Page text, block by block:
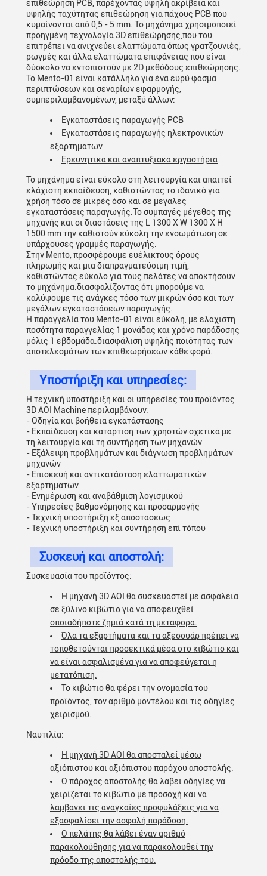
επιθεώρηση PCB, παρέχοντας υψηλή ακρίβεια και
υψηλής ταχύτητας επιθεώρηση για πάχους PCB που
κυμαίνονται από 0,5 - 5 mm. Το μηχάνημα χρησιμοποιεί
προηγμένη τεχνολογία 3D επιθεώρησης,που του
επιτρέπει να ανιχνεύει ελαττώματα όπως γρατζουνιές,
ρωγμές και άλλα ελαττώματα επιφάνειας που είναι
δύσκολο να εντοπιστούν με 2D μεθόδους επιθεώρησης.
Το Mento-01 είναι κατάλληλο για ένα ευρύ φάσμα
περιπτώσεων και σεναρίων εφαρμογής,
συμπεριλαμβανομένων, μεταξύ άλλων:
Εγκαταστάσεις παραγωγής PCB
Εγκαταστάσεις παραγωγής ηλεκτρονικών
εξαρτημάτων
Ερευνητικά και αναπτυξιακά εργαστήρια
Το μηχάνημα είναι εύκολο στη λειτουργία και απαιτεί
ελάχιστη εκπαίδευση, καθιστώντας το ιδανικό για
χρήση τόσο σε μικρές όσο και σε μεγάλες
εγκαταστάσεις παραγωγής.Το συμπαγές μέγεθος της
μηχανής και οι διαστάσεις της L 1300 X W 1300 X H
1500 mm την καθιστούν εύκολη την ενσωμάτωση σε
υπάρχουσες γραμμές παραγωγής.
Στην Mento, προσφέρουμε ευέλικτους όρους
πληρωμής και μια διαπραγματεύσιμη τιμή,
καθιστώντας εύκολο για τους πελάτες να αποκτήσουν
το μηχάνημα.διασφαλίζοντας ότι μπορούμε να
καλύψουμε τις ανάγκες τόσο των μικρών όσο και των
μεγάλων εγκαταστάσεων παραγωγής.
Η παραγγελία του Mento-01 είναι εύκολη, με ελάχιστη
ποσότητα παραγγελίας 1 μονάδας και χρόνο παράδοσης
μόλις 1 εβδομάδα.διασφάλιση υψηλής ποιότητας των
αποτελεσμάτων των επιθεωρήσεων κάθε φορά.
Υποστήριξη και υπηρεσίες:
Η τεχνική υποστήριξη και οι υπηρεσίες του προϊόντος
3D AOI Machine περιλαμβάνουν:
- Οδηγία και βοήθεια εγκατάστασης
- Εκπαίδευση και κατάρτιση των χρηστών σχετικά με
τη λειτουργία και τη συντήρηση των μηχανών
- Εξάλειψη προβλημάτων και διάγνωση προβλημάτων
μηχανών
- Επισκευή και αντικατάσταση ελαττωματικών
εξαρτημάτων
- Ενημέρωση και αναβάθμιση λογισμικού
- Υπηρεσίες βαθμονόμησης και προσαρμογής
- Τεχνική υποστήριξη εξ αποστάσεως
- Τεχνική υποστήριξη και συντήρηση επί τόπου
Συσκευή και αποστολή:
Συσκευασία του προϊόντος:
Η μηχανή 3D AOI θα συσκευαστεί με ασφάλεια
σε ξύλινο κιβώτιο για να αποφευχθεί
οποιαδήποτε ζημιά κατά τη μεταφορά.
Όλα τα εξαρτήματα και τα αξεσουάρ πρέπει να
τοποθετούνται προσεκτικά μέσα στο κιβώτιο και
να είναι ασφαλισμένα για να αποφεύγεται η
μετατόπιση.
Το κιβώτιο θα φέρει την ονομασία του
προϊόντος, τον αριθμό μοντέλου και τις οδηγίες
χειρισμού.
Ναυτιλία:
Η μηχανή 3D AOI θα αποσταλεί μέσω
αξιόπιστου και αξιόπιστου παρόχου αποστολής.
Ο πάροχος αποστολής θα λάβει οδηγίες να
χειρίζεται το κιβώτιο με προσοχή και να
λαμβάνει τις αναγκαίες προφυλάξεις για να
εξασφαλίσει την ασφαλή παράδοση.
Ο πελάτης θα λάβει έναν αριθμό
παρακολούθησης για να παρακολουθεί την
πρόοδο της αποστολής του.